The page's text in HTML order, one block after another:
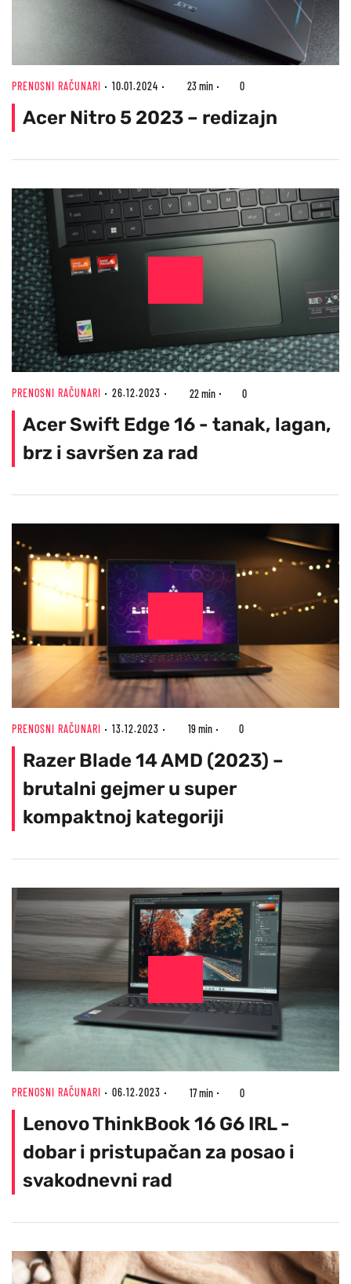
PRENOSNI RAČUNARI 10.01.2024 23 min 0
Acer Nitro 5 2023 – redizajn
PRENOSNI RAČUNARI 26.12.2023 22 min 0
Acer Swift Edge 16 - tanak, lagan,
brz i savršen za rad
PRENOSNI RAČUNARI 13.12.2023 19 min 0
Razer Blade 14 AMD (2023) –
brutalni gejmer u super
kompaktnoj kategoriji
PRENOSNI RAČUNARI 06.12.2023 17 min 0
Lenovo ThinkBook 16 G6 IRL -
dobar i pristupačan za posao i
svakodnevni rad